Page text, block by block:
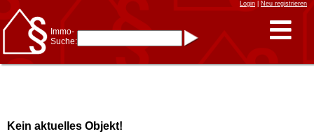
Login| Neu registrieren
Immo-
Suche:
* Suche verfeinern durch
Kombinieren
Kein aktuelles Objekt!